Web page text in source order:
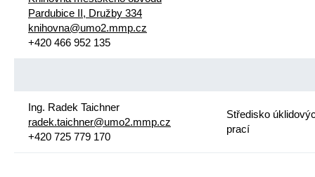
Pardubice II, Družby 334
knihovna@umo2.mmp.cz
+420 466 952 135
Ing. Radek Taichner
radek.taichner@umo2.mmp.cz
+420 725 779 170
Středisko
prací